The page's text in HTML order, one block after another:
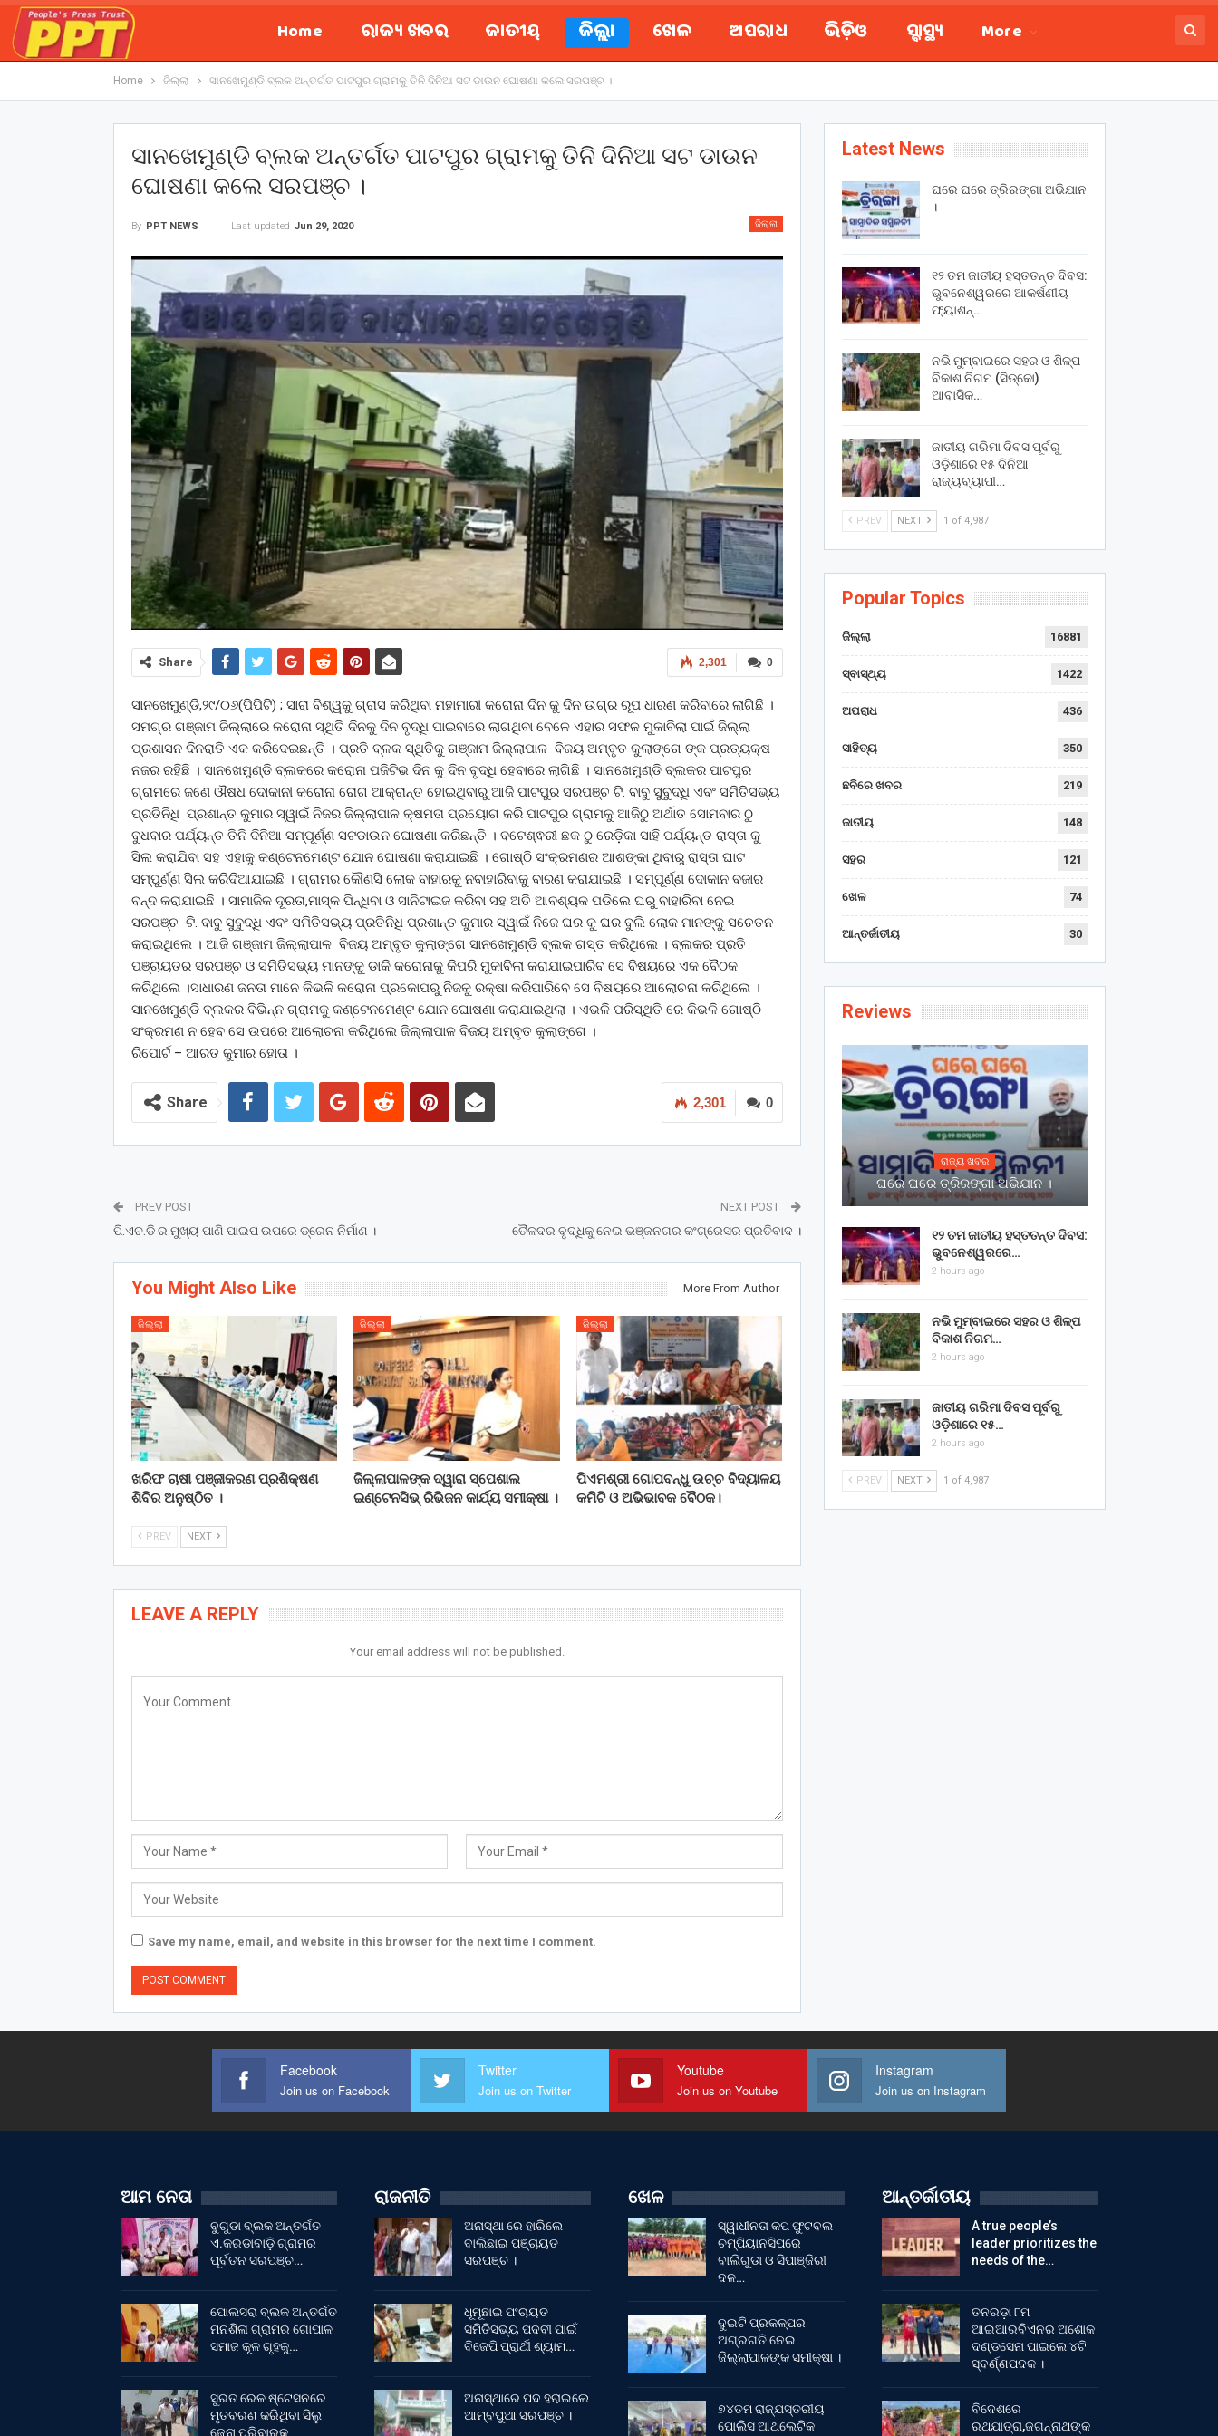
Home ରାଜ୍ୟ ଖବର ଜାତୀୟ ଜିଲ୍ଲା ଖେଳ ଅପରାଧ ଭିଡ଼ିଓ ସ୍ବାସ୍ଥ୍ୟ More
Home ଜିଲ୍ଲା ସାନଖେମୁଣ୍ଡି ବ୍ଲକ ଅନ୍ତର୍ଗତ ପାଟପୁର ଗ୍ରାମକୁ ତିନି ଦିନିଆ ସଟ ଡାଉନ ଘୋଷଣା କଲେ ସରପଞ୍ଚ ।
ସାନଖେମୁଣ୍ଡି ବ୍ଲକ ଅନ୍ତର୍ଗତ ପାଟପୁର ଗ୍ରାମକୁ ତିନି ଦିନିଆ ସଟ ଡାଉନ
ଘୋଷଣା କଲେ ସରପଞ୍ଚ ।
ଜିଲ୍ଲା
By PPT NEWS Last updated Jun 29, 2020
0
2,301
Share
ସାନଖେମୁଣ୍ଡି,୨୯/୦୬(ପିପିଟି) ; ସାରା ବିଶ୍ୱକୁ ଗ୍ରାସ କରିଥିବା ମହାମାରୀ କରୋନା ଦିନ କୁ ଦିନ ଉଗ୍ର ରୂପ ଧାରଣ କରିବାରେ ଲାଗିଛି ।
ସମଗ୍ର ଗଞ୍ଜାମ ଜିଲ୍ଲାରେ କରୋନା ସ୍ଥିତି ଦିନକୁ ଦିନ ବୃଦ୍ଧି ପାଇବାରେ ଲାଗଥିବା ବେଳେ ଏହାର ସଫଳ ମୁକାବିଲା ପାଇଁ ଜିଲ୍ଲା
ପ୍ରଶାସନ ଦିନରାତି ଏକ କରିଦେଇଛନ୍ତି । ପ୍ରତି ବ୍ଳକ ସ୍ଥିତିକୁ ଗଞ୍ଜାମ ଜିଲ୍ଲାପାଳ ବିଜୟ ଅମ୍ବୃତ କୁଲାଙ୍ଗେ ଙ୍କ ପ୍ରତ୍ୟକ୍ଷ
ନଜର ରହିଛି । ସାନଖେମୁଣ୍ଡି ବ୍ଲକରେ କରୋନା ପଜିଟିଭ ଦିନ କୁ ଦିନ ବୃଦ୍ଧି ହେବାରେ ଲାଗିଛି । ସାନଖେମୁଣ୍ଡି ବ୍ଲକର ପାଟପୁର
ଗ୍ରାମରେ ଜଣେ ଔଷଧ ଦୋକାନୀ କରୋନା ରୋଗ ଆକ୍ରାନ୍ତ ହୋଇଥିବାରୁ ଆଜି ପାଟପୁର ସରପଞ୍ଚ ଟି. ବାବୁ ସୁବୁଦ୍ଧି ଏବଂ ସମିତିସଭ୍ୟ
ପ୍ରତିନିଧି ପ୍ରଶାନ୍ତ କୁମାର ସ୍ୱାଇଁ ନିଜର ଜିଲ୍ଲାପାଳ କ୍ଷମତା ପ୍ରୟୋଗ କରି ପାଟପୁର ଗ୍ରାମକୁ ଆଜିଠୁ ଅର୍ଥାତ ସୋମବାର ଠୁ
ବୁଧବାର ପର୍ଯ୍ୟନ୍ତ ତିନି ଦିନିଆ ସମ୍ପୂର୍ଣ୍ଣ ସଟଡାଉନ ଘୋଷଣା କରିଛନ୍ତି । ବଟେଶ୍ଵରୀ ଛକ ଠୁ ରେଡ଼ିକା ସାହି ପର୍ଯ୍ୟନ୍ତ ରାସ୍ତା କୁ
ସିଲ କରାଯିବା ସହ ଏହାକୁ କଣ୍ଟେନମେଣ୍ଟ ଯୋନ ଘୋଷଣା କରାଯାଇଛି । ଗୋଷ୍ଠି ସଂକ୍ରମଣର ଆଶଙ୍କା ଥିବାରୁ ରାସ୍ତା ଘାଟ
ସମ୍ପୁର୍ଣ୍ଣ ସିଲ କରିଦିଆଯାଇଛି । ଗ୍ରାମର କୌଣସି ଲୋକ ବାହାରକୁ ନବାହାରିବାକୁ ବାରଣ କରାଯାଇଛି । ସମ୍ପୂର୍ଣ୍ଣ ଦୋକାନ ବଜାର
ବନ୍ଦ କରାଯାଇଛି । ସାମାଜିକ ଦୂରତା,ମାସ୍କ ପିନ୍ଧିବା ଓ ସାନିଟାଇଜ କରିବା ସହ ଅତି ଆବଶ୍ୟକ ପଡିଲେ ଘରୁ ବାହାରିବା ନେଇ
ସରପଞ୍ଚ ଟି. ବାବୁ ସୁବୁଦ୍ଧି ଏବଂ ସମିତିସଭ୍ୟ ପ୍ରତିନିଧି ପ୍ରଶାନ୍ତ କୁମାର ସ୍ୱାଇଁ ନିଜେ ଘର କୁ ଘର ବୁଲି ଲୋକ ମାନଙ୍କୁ ସଚେତନ
କରାଇଥିଲେ । ଆଜି ଗଞ୍ଜାମ ଜିଲ୍ଲାପାଳ ବିଜୟ ଅମ୍ବୃତ କୁଲାଙ୍ଗେ ସାନଖେମୁଣ୍ଡି ବ୍ଲକ ଗସ୍ତ କରିଥିଲେ । ବ୍ଲକର ପ୍ରତି
ପଞ୍ଚାୟତର ସରପଞ୍ଚ ଓ ସମିତିସଭ୍ୟ ମାନଙ୍କୁ ଡାକି କରୋନାକୁ କିପରି ମୁକାବିଲା କରାଯାଇପାରିବ ସେ ବିଷୟରେ ଏକ ବୈଠକ
କରିଥିଲେ ।ସାଧାରଣ ଜନତା ମାନେ କିଭଳି କରୋନା ପ୍ରକୋପରୁ ନିଜକୁ ରକ୍ଷା କରିପାରିବେ ସେ ବିଷୟରେ ଆଲୋଚନା କରିଥିଲେ ।
ସାନଖେମୁଣ୍ଡି ବ୍ଲକର ବିଭିନ୍ନ ଗ୍ରାମକୁ କଣ୍ଟେନମେଣ୍ଟ ଯୋନ ଘୋଷଣା କରାଯାଇଥିଲା । ଏଭଳି ପରିସ୍ଥିତି ରେ କିଭଳି ଗୋଷ୍ଠି
ସଂକ୍ରମଣ ନ ହେବ ସେ ଉପରେ ଆଲୋଚନା କରିଥିଲେ ଜିଲ୍ଲାପାଳ ବିଜୟ ଅମ୍ବୃତ କୁଲାଙ୍ଗେ ।
ରିପୋର୍ଟ – ଆରତ କୁମାର ହୋତା ।
0
2,301
Share
PREV POST
ପି.ଏଚ.ଡି ର ମୁଖ୍ୟ ପାଣି ପାଇପ ଉପରେ ଡ୍ରେନ ନିର୍ମାଣ ।
NEXT POST
ତୈଳଦର ବୃଦ୍ଧିକୁ ନେଇ ଭଞ୍ଜନଗର କଂଗ୍ରେସର ପ୍ରତିବାଦ ।
You Might Also Like More From Author
ଜିଲ୍ଲା
ଖରିଫ ଚାଷୀ ପଞ୍ଜୀକରଣ ପ୍ରଶିକ୍ଷଣ
ଶିବିର ଅନୁଷ୍ଠିତ ।
ଜିଲ୍ଲା
ଜିଲ୍ଲାପାଳଙ୍କ ଦ୍ୱାରା ସ୍ପେଶାଲ
ଇଣ୍ଟେନସିଭ୍ ରିଭିଜନ କାର୍ଯ୍ୟ ସମୀକ୍ଷା ।
ଜିଲ୍ଲା
ପିଏମଶ୍ରୀ ଗୋପବନ୍ଧୁ ଉଚ୍ଚ ବିଦ୍ୟାଳୟ
କମିଟି ଓ ଅଭିଭାବକ ବୈଠକ।
PREV NEXT
LEAVE A REPLY
Your email address will not be published.
Save my name, email, and website in this browser for the next time I comment.
Latest News
ଘରେ ଘରେ ତ୍ରିରଙ୍ଗା ଅଭିଯାନ
।
୧୨ ତମ ଜାତୀୟ ହସ୍ତତନ୍ତ ଦିବସ:
ଭୁବନେଶ୍ୱରରେ ଆକର୍ଷଣୀୟ
ଫ୍ୟାଶନ୍…
ନଭି ମୁମ୍ବାଇରେ ସହର ଓ ଶିଳ୍ପ
ବିକାଶ ନିଗମ (ସିଡ୍‌କୋ)
ଆବାସିକ…
ଜାତୀୟ ଗରିମା ଦିବସ ପୂର୍ବରୁ
ଓଡ଼ିଶାରେ ୧୫ ଦିନିଆ
ରାଜ୍ୟବ୍ୟାପୀ…
PREV NEXT 1 of 4,987
Popular Topics
ଜିଲ୍ଲା 16881
ସ୍ବାସ୍ଥ୍ୟ 1422
ଅପରାଧ 436
ସାହିତ୍ୟ 350
ଛବିରେ ଖବର 219
ଜାତୀୟ 148
ସହର 121
ଖେଳ 74
ଆନ୍ତର୍ଜାତୀୟ 30
Reviews
ରାଜ୍ୟ ଖବର
ଘରେ ଘରେ ତ୍ରିରଙ୍ଗା ଅଭିଯାନ ।
୧୨ ତମ ଜାତୀୟ ହସ୍ତତନ୍ତ ଦିବସ:
ଭୁବନେଶ୍ୱରରେ…
2 hours ago
ନଭି ମୁମ୍ବାଇରେ ସହର ଓ ଶିଳ୍ପ
ବିକାଶ ନିଗମ…
2 hours ago
ଜାତୀୟ ଗରିମା ଦିବସ ପୂର୍ବରୁ
ଓଡ଼ିଶାରେ ୧୫…
2 hours ago
PREV NEXT 1 of 4,987
Facebook
Join us on Facebook
Twitter
Join us on Twitter
Youtube
Join us on Youtube
Instagram
Join us on Instagram
ଆମ ନେତା
ବୁଗୁଡା ବ୍ଲକ ଅନ୍ତର୍ଗତ
ଏ.କରଡାବାଡ଼ି ଗ୍ରାମର
ପୂର୍ବତନ ସରପଞ୍ଚ…
ପୋଲସରା ବ୍ଲକ ଅନ୍ତର୍ଗତ
ମନଶିଳା ଗ୍ରାମର ଗୋପାଳ
ସମାଜ କୂଳ ଗୃହକୁ…
ସୁରତ ରେଳ ଷ୍ଟେସନରେ
ମୃତବରଣ କରିଥିବା ସିଲୁ
ଜେନା ପରିବାରକୁ
ରାଜନୀତି
ଅନାସ୍ଥା ରେ ହାରିଲେ
ବାଲିଛାଇ ପଞ୍ଚାୟତ
ସରପଞ୍ଚ ।
ଧୂମୂଛାଇ ପଂଚାୟତ
ସମିତିସଭ୍ୟ ପଦବୀ ପାଇଁ
ବିଜେପି ପ୍ରାର୍ଥୀ ଶ୍ୟାମ…
ଅନାସ୍ଥାରେ ପଦ ହରାଇଲେ
ଆମ୍ବପୁଆ ସରପଞ୍ଚ ।
ଖେଳ
ସ୍ୱାଧୀନତା କପ ଫୁଟବଲ
ଚମ୍ପିୟାନସିପରେ
ବାଲିଗୁଡା ଓ ସିପାଞ୍ଜିରୀ
ଦଳ…
ଦୁଇଟି ପ୍ରକଳ୍ପର
ଅଗ୍ରଗତି ନେଇ
ଜିଲ୍ଲାପାଳଙ୍କ ସମୀକ୍ଷା ।
୭୪ତମ ରାଜ୍ଯସ୍ତରୀୟ
ପୋଲିସ ଆଥଲେଟିକ
ଆନ୍ତର୍ଜାତୀୟ
A true people’s
leader prioritizes the
needs of the…
ତନରଡ଼ା ୮ମ
ଆଇଆରବିଏନର ଅଶୋକ
ଦଣ୍ଡସେନା ପାଇଲେ ୪ଟି
ସ୍ବର୍ଣ୍ଣପଦକ ।
ବିଦେଶରେ
ରଥଯାତ୍ରା,ଜଗନ୍ନାଥଙ୍କ